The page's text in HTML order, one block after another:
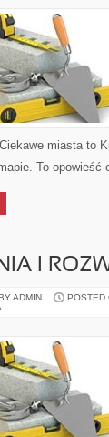
miasta to
To
I
ADMIN POSTED